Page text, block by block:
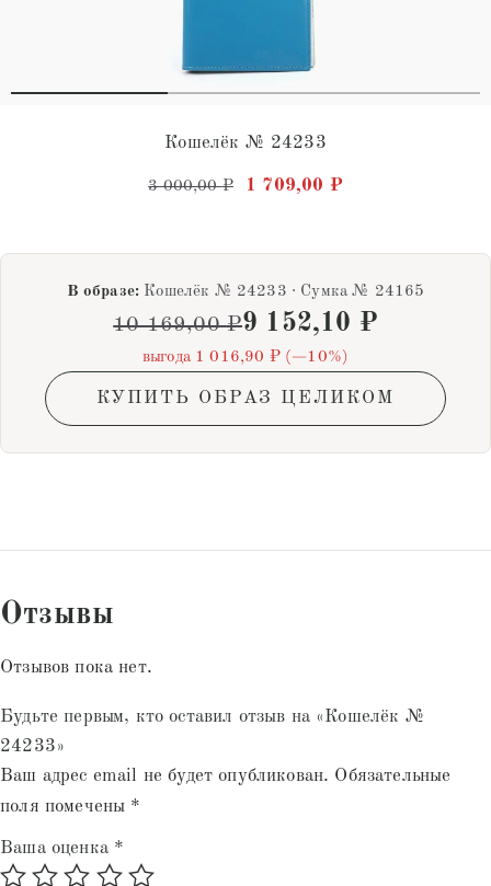
Кошелёк № 24233
3 000,00₽ Первоначальная цена
1 709,00 ₽Текущая цена:
В образе: Кошелёк № 24233 · Сумка № 24165
10 169,00₽9 152,10 ₽
выгода 1 016,90 ₽ (−10%)
КУПИТЬ ОБРАЗ ЦЕЛИКОМ
Отзывы
Отзывов пока нет.
Будьте первым, кто оставил отзыв на «Кошелёк №
24233»
Ваш адрес email не будет опубликован. Обязательные
поля помечены *
Ваша оценка *